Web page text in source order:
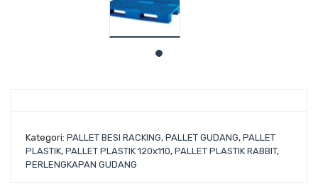
Kategori: PALLET BESI RACKING, PALLET GUDANG, PALLET
PLASTIK, PALLET PLASTIK 120x110, PALLET PLASTIK RABBIT,
PERLENGKAPAN GUDANG